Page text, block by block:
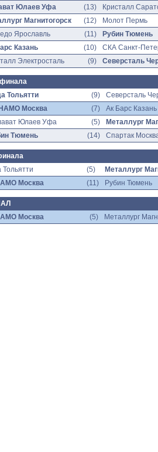
Юлаев Уфа (13) Кристалл
Магнитогорск (12) Молот Пермь
Ярославль (11) Рубин Тюмень
Казань (10) СКА Санкт-
Электросталь (9) Северсталь
Тольятти (9) Северсталь
Москва (7) Ак Барс Казань
Юлаев Уфа (5) Металлург
Тюмень (14) Спартак
Тольятти (5) Металлург
Москва (11) Рубин Тюмень
Москва (5) Металлург